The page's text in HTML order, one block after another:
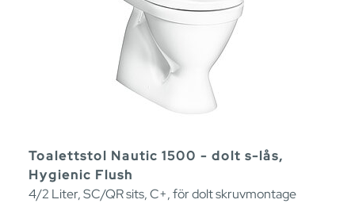
Toalettstol Nautic 1500 - dolt s-lås,
Hygienic Flush
4/2 Liter, SC/QR sits, C+, för dolt skruvmontage